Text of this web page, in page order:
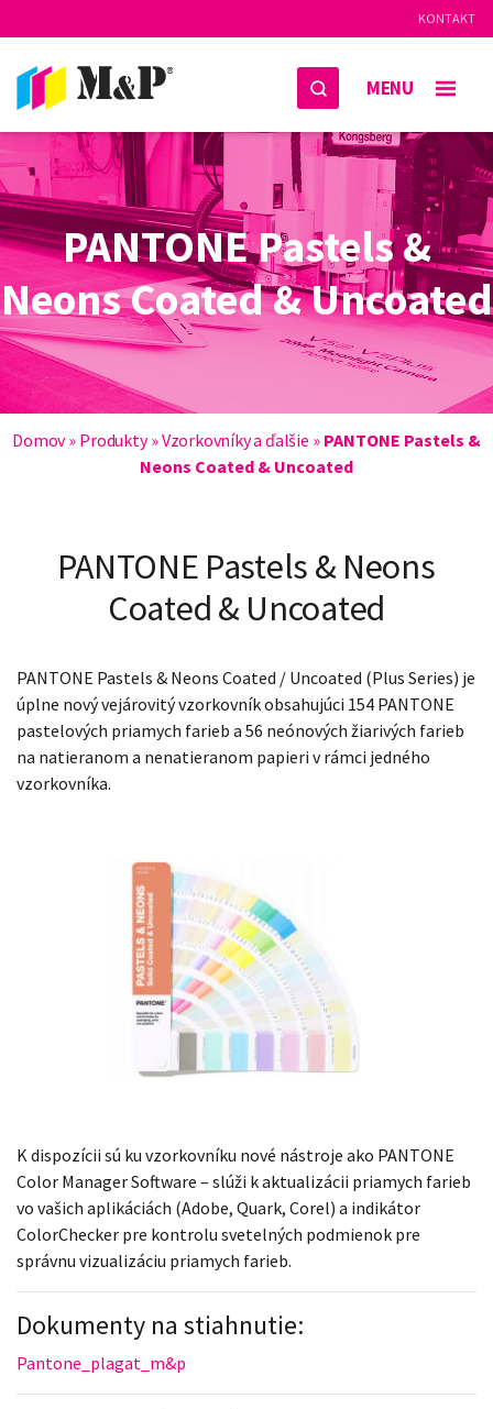
KONTAKT
MENU
PANTONE Pastels &
Neons Coated & Uncoated
Domov» Produkty»Vzorkovníky a ďalšie » PANTONE Pastels &
Neons Coated & Uncoated
PANTONE Pastels & Neons
Coated & Uncoated
PANTONE Pastels & Neons Coated / Uncoated (Plus Series) je
úplne nový vejárovitý vzorkovník obsahujúci 154 PANTONE
pastelových priamych farieb a 56 neónových žiarivých farieb
na natieranom a nenatieranom papieri v rámci jedného
vzorkovníka.
K dispozícii sú ku vzorkovníku nové nástroje ako PANTONE
Color Manager Software – slúži k aktualizácii priamych farieb
vo vašich aplikáciách (Adobe, Quark, Corel) a indikátor
ColorChecker pre kontrolu svetelných podmienok pre
správnu vizualizáciu priamych farieb.
Dokumenty na stiahnutie:
Pantone_plagat_m&p